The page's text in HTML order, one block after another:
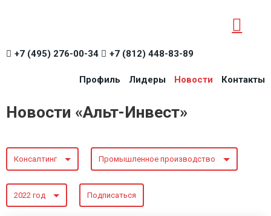
+7 (495) 276-00-34 +7 (812) 448-83-89
Профиль Лидеры Новости Контакты
Новости «Альт-Инвест»
Консалтинг Промышленное производство
2022 год Подписаться